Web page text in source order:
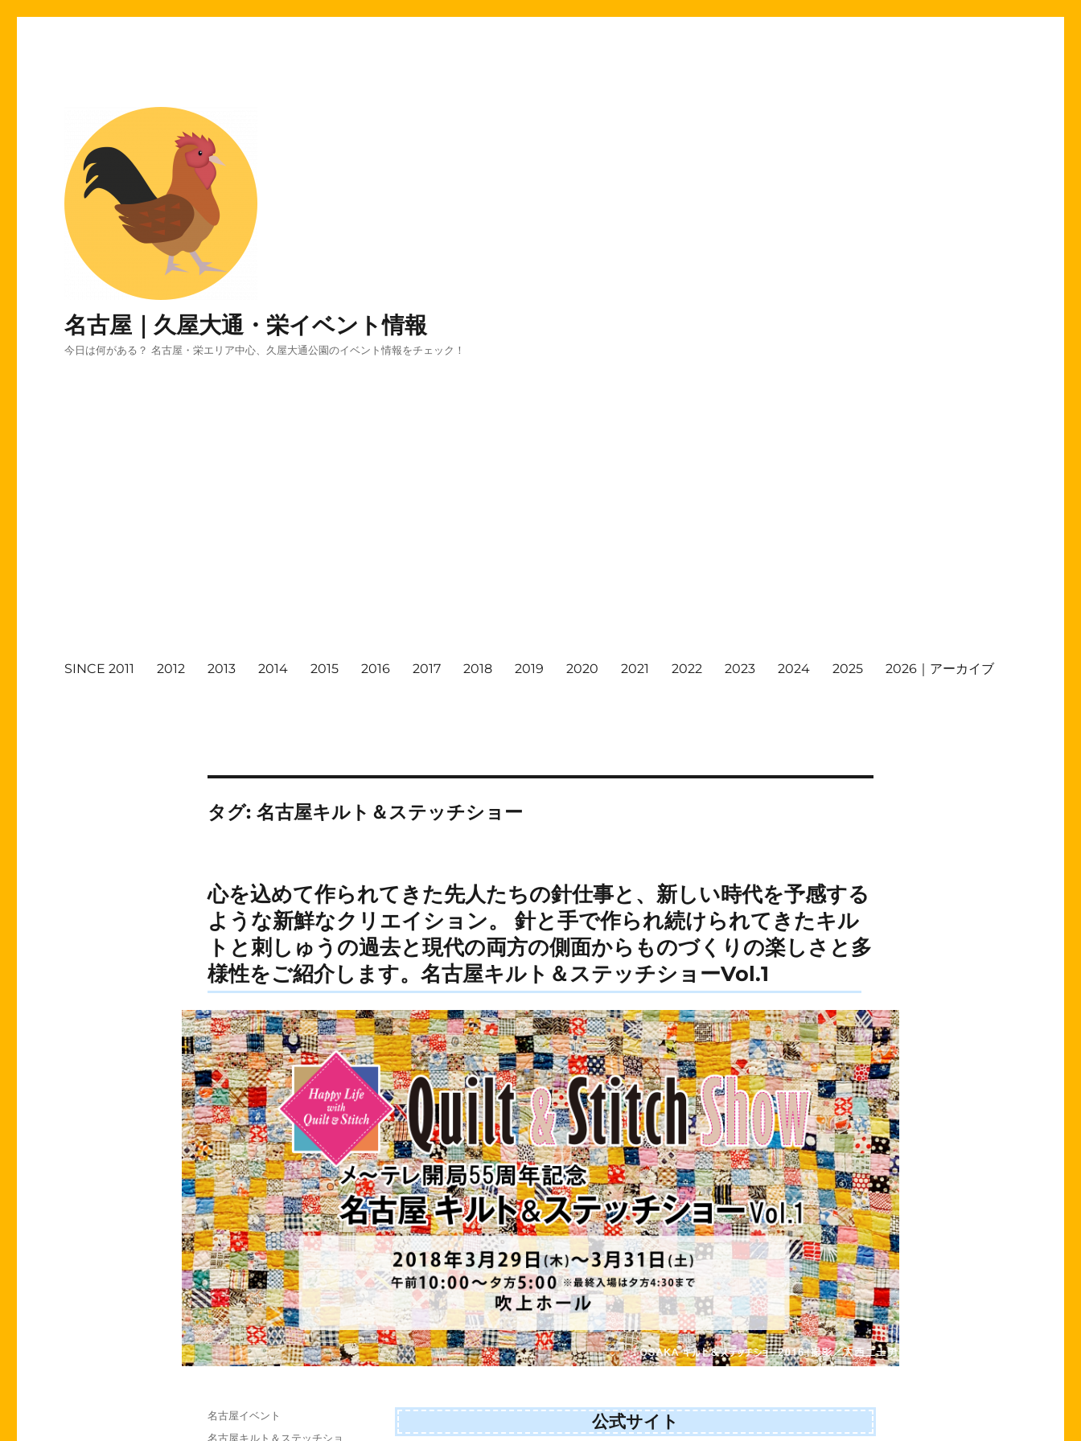
名古屋｜久屋大通・栄イベント情報
今日は何がある？ 名古屋・栄エリア中心、久屋大通公園のイベント情報をチェック！
SINCE 2011 2012 2013 2014 2015 2016 2017 2018 2019 2020 2021 2022 2023 2024 2025 2026｜アーカイブ
タグ: 名古屋キルト＆ステッチショー
心を込めて作られてきた先人たちの針仕事と、新しい時代を予感する
ような新鮮なクリエイション。 針と手で作られ続けられてきたキル
トと刺しゅうの過去と現代の両方の側面からものづくりの楽しさと多
様性をご紹介します。名古屋キルト＆ステッチショーVol.1
公式サイト
投
カ
テ
名古屋イベント
タ
名古屋キルト＆ステッチショ